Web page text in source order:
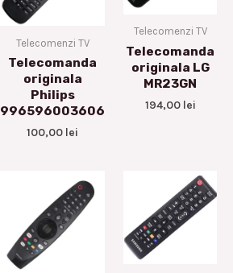
Telecomenzi TV
Telecomanda
originala
Philips
996596003606
100,00 lei
Telecomenzi TV
Telecomanda
originala LG
MR23GN
194,00 lei